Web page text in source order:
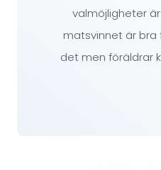
valmöjligheter
matsvinnet är bra
det men föräldrar